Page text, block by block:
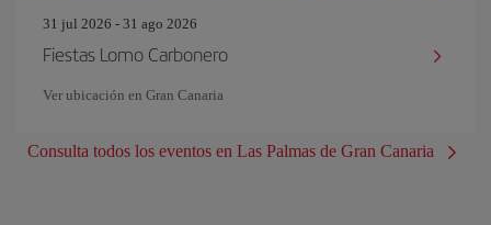
31 jul 2026 - 31 ago 2026
Fiestas Lomo Carbonero
Ver ubicación en Gran Canaria
Consulta todos los eventos en Las Palmas de Gran Canaria